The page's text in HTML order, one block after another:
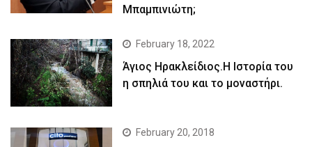
Μπαμπινιώτη;
February 18, 2022
Άγιος Ηρακλείδιος.Η Ιστορία του
η σπηλιά του και το μοναστήρι.
February 20, 2018